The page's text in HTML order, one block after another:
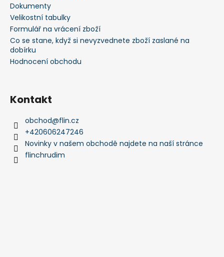
ý
p
Dokumenty
Velikostní tabulky
Formulář na vrácení zboží
Co se stane, když si nevyzvednete zboží zaslané na
dobírku
Hodnocení obchodu
Kontakt
obchod@flin.cz
+420606247246
Novinky v našem obchodě najdete na naší stránce
flinchrudim